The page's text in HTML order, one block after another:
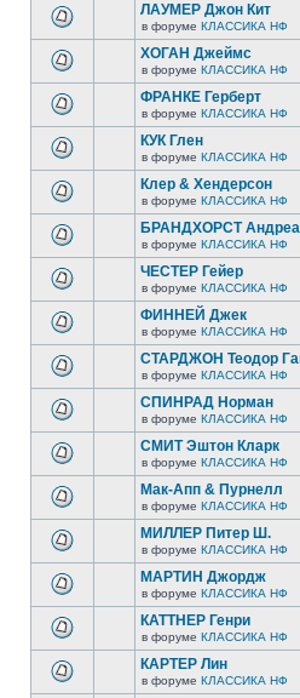
ЛАУМЕР Джон Кит
в форуме КЛАССИКА НФ
ХОГАН Джеймс
в форуме КЛАССИКА НФ
ФРАНКЕ Герберт
в форуме КЛАССИКА НФ
КУК Глен
в форуме КЛАССИКА НФ
Клер & Хендерсон
в форуме КЛАССИКА НФ
БРАНДХОРСТ
в форуме КЛАССИКА НФ
ЧЕСТЕР Гейер
в форуме КЛАССИКА НФ
ФИННЕЙ Джек
в форуме КЛАССИКА НФ
СТАРДЖОН Теодор
в форуме КЛАССИКА НФ
СПИНРАД Норман
в форуме КЛАССИКА НФ
СМИТ Эштон Кларк
в форуме КЛАССИКА НФ
Мак-Апп & Пурнелл
в форуме КЛАССИКА НФ
МИЛЛЕР Питер Ш.
в форуме КЛАССИКА НФ
МАРТИН Джордж
в форуме КЛАССИКА НФ
КАТТНЕР Генри
в форуме КЛАССИКА НФ
КАРТЕР Лин
в форуме КЛАССИКА НФ